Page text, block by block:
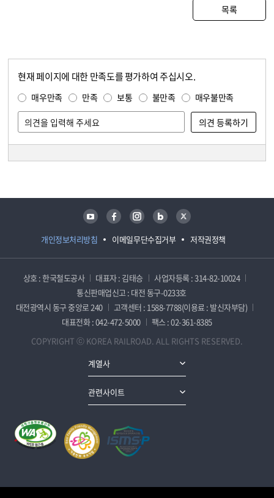
목록
현재 페이지에 대한 만족도를 평가하여 주십시오.
매우만족 만족 보통 불만족 매우불만족
개인정보처리방침 이메일무단수집거부 저작권정책
유튜브 페이스북 인스타그램 블로그 트위터
상호 : 한국철도공사 대표자 : 김태승
사업자등록 : 314-82-10024
통신판매업신고 : 대전 동구-0233호
대전광역시 동구 중앙로 240
고객센터 : 1588-7788(이용료 : 발신자부담)
대표전화 : 042-472-5000
팩스 : 02-361-8385
COPYRIGHT ⓒ KOREA RAILROAD. ALL RIGHTS RESERVED.
계열사
관련사이트